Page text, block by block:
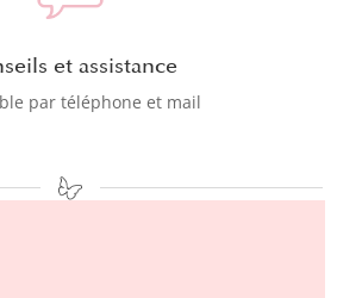
et assistance
par téléphone et mail